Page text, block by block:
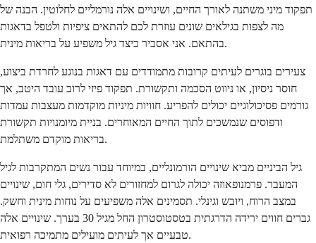
תפקוד מיני משתנה לאורך החיים, ושינויים אלה נורמליים לחלוטין. הבנה של
מה לצפות בגילאים שונים עוזרת לכם להתאים ציפיות ולטפל בדאגות
בהתאם. אני אסביר כיצד גיל משפיע על בריאות מינית.
צעירים בוגרים לעיתים קרובות מתמודדים עם דאגות בנוגע לחרדת ביצוע,
חוסר ניסיון, או ניווט הסכמה ותקשורת. תפקוד פיזי לרוב עובד היטב, אך
גורמים פסיכולוגיים יכולים להפריע. חוויות מיניות מוקדמות מעצבות עמדות
ודפוסים שנמשכים לתוך החיים המאוחרים. בניית מיומנויות תקשורת
בריאות מוקדם משתלמת.
גיל הביניים מביא שינויים הורמונליים, במיוחד עבור נשים המתקרבות לגיל
המעבר. פרמנופאוזה יכולה לגרום למחזורים לא סדירים, גלי חום, שינויים
במצב הרוח, ויובש וגינלי. תסמינים אלה משפיעים על נוחות מינית וחשק.
גברים חווים ירידה הדרגתית בטסטוסטרון החל מגיל 30 בערך. שינויים אלה
טבעיים אך לעיתים מועילים מתמיכה רפואית.